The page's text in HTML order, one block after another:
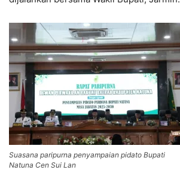
Suasana paripurna penyampaian pidato Bupati
Natuna Cen Sui Lan